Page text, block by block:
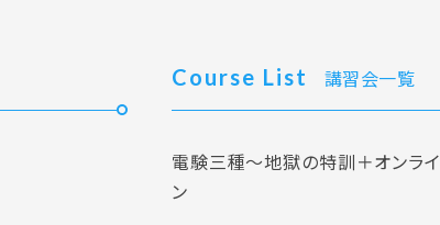
Course List 講習会一覧
電験三種～地獄の特訓＋オンライ
ン